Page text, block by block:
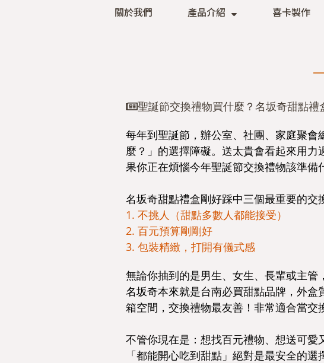
關於我們 產品介紹 喜卡製作
聖誕節交換禮物買什麼？名坂奇甜點禮
每年到聖誕節，辦公室、社團、家庭聚
麼？」的選擇障礙。送太貴會看起來用
果你正在煩惱今年聖誕節交換禮物該準備
名坂奇甜點禮盒剛好踩中三個最重要的交
1. 不挑人（甜點多數人都能接受）
2. 百元預算剛剛好
3. 包裝精緻，打開有儀式感
無論你抽到的是男生、女生、長輩或主
名坂奇本來就是台南必買甜點品牌，外
箱空間，交換禮物最友善！非常適合當交
不管你現在是：想找百元禮物、想送可
「都能開心吃到甜點」絕對是最安全的